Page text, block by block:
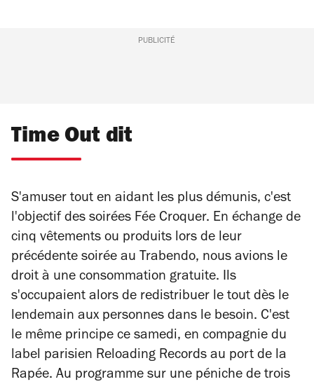
PUBLICITÉ
Time Out dit
S'amuser tout en aidant les plus démunis, c'est
l'objectif des soirées Fée Croquer. En échange de
cinq vêtements ou produits lors de leur
précédente soirée au Trabendo, nous avions le
droit à une consommation gratuite. Ils
s'occupaient alors de redistribuer le tout dès le
lendemain aux personnes dans le besoin. C'est
le même principe ce samedi, en compagnie du
label parisien Reloading Records au port de la
Rapée. Au programme sur une péniche de trois